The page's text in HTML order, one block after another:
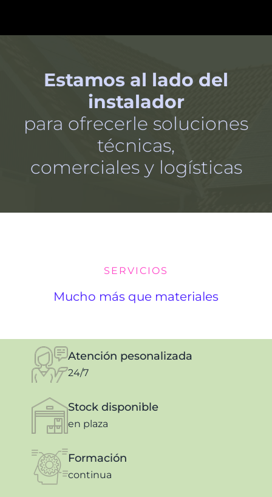
Estamos al lado del
instalador
para ofrecerle soluciones
técnicas,
comerciales y logísticas
SERVICIOS
Mucho más que materiales
Atención pesonalizada
24/7
Stock disponible
en plaza
Formación
continua